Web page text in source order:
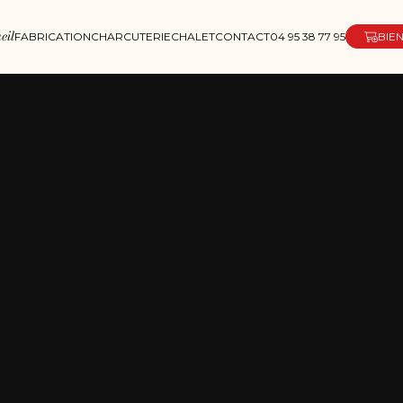
FABRICATIONCHARCUTERIECHALETCONTACT04 95 38 77 95